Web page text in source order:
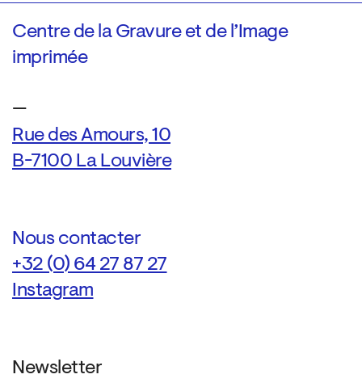
Centre de la Gravure et de l’Image
imprimée
—
Rue des Amours, 10
B-7100 La Louvière
Nous contacter
+32 (0) 64 27 87 27
Instagram
Newsletter